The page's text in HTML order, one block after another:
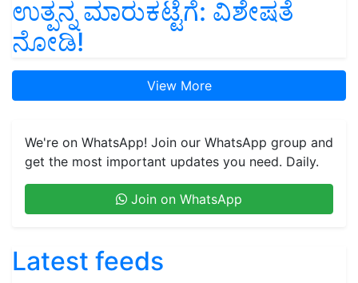
ಉತ್ಪನ್ನ ಮಾರುಕಟ್ಟೆಗೆ: ವಿಶೇಷತೆ
ನೋಡಿ!
View More
We're on WhatsApp! Join our WhatsApp group and
get the most important updates you need. Daily.
Join on WhatsApp
Latest feeds